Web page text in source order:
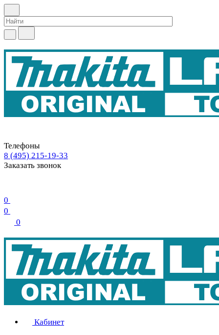
Телефоны
8 (495) 215-19-33
Заказать звонок
0
0
0
Кабинет